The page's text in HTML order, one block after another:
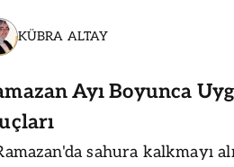
KÜBRA ALTAY
Ayı Boyunca
sahura kalkmayı